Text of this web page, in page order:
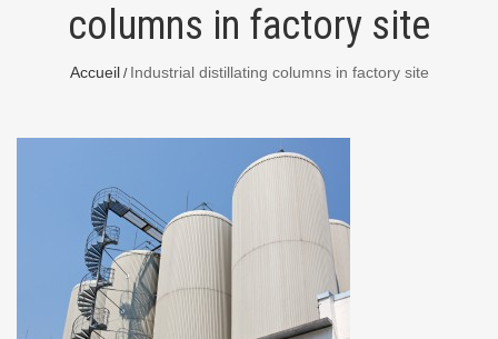
columns in factory site
Accueil Industrial distillating columns in factory site